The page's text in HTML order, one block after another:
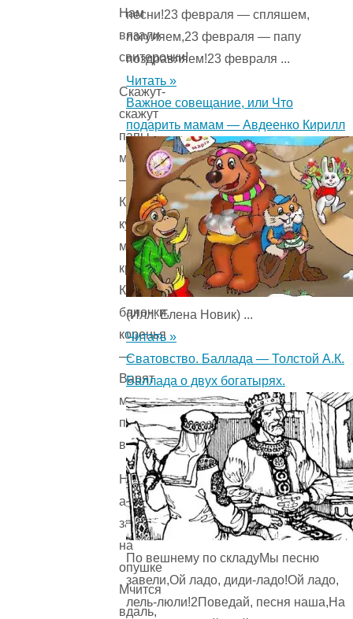
Нам
вязали
свитерочки!
Скажут-
скажут
папы-
мишки:
—
Купим-
купим
мамам
крышки!
Купим
баночки,
коренья
—
Варят
мамы
пусть
варенье!
Ну
а
зайка
на
опушке
Мчится
вдаль,
песни!23 февраля — спляшем,
погуляем,23 февраля — папу
поздравляем!23 февраля ...
Читать »
Важное совещание, или Что
подарить мамам — Авдеенко Кирилл
(Илл. Елена Новик) ...
Читать »
Сватовство. Баллада — Толстой А.К.
Баллада о двух богатырях.
По вешнему по складуМы песню
завели,Ой ладо, диди-ладо!Ой ладо,
лель-люли!2Поведай, песня наша,На